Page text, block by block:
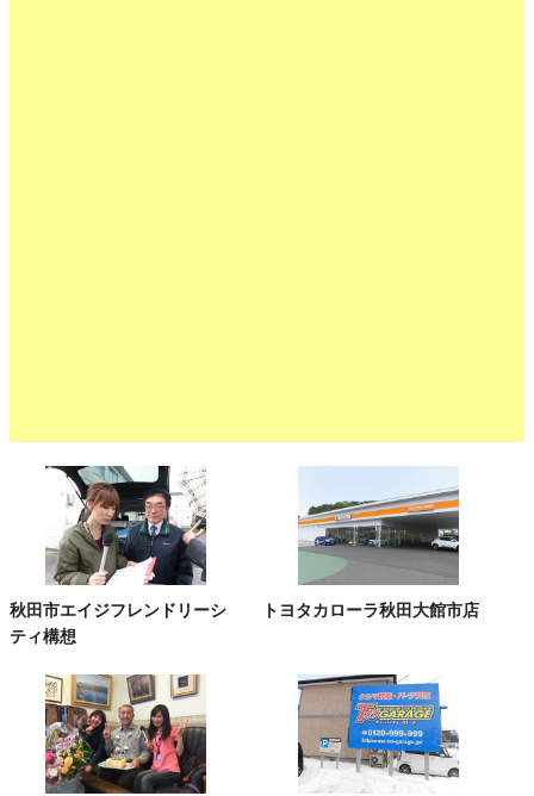
秋田市エイジフレンドリーシ
ティ構想
トヨタカローラ秋田大館市店